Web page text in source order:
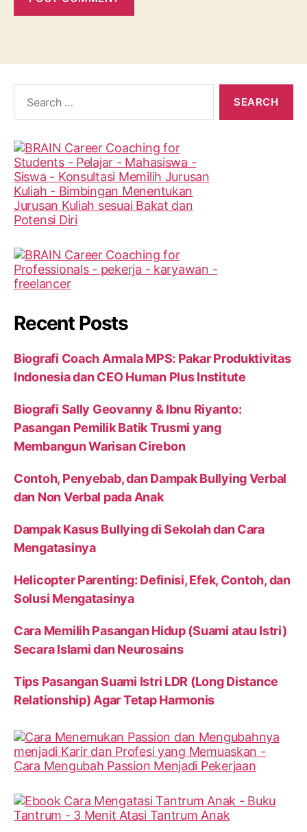
Recent Posts
Biografi Coach Armala MPS: Pakar Produktivitas
Indonesia dan CEO Human Plus Institute
Biografi Sally Geovanny & Ibnu Riyanto:
Pasangan Pemilik Batik Trusmi yang
Membangun Warisan Cirebon
Contoh, Penyebab, dan Dampak Bullying Verbal
dan Non Verbal pada Anak
Dampak Kasus Bullying di Sekolah dan Cara
Mengatasinya
Helicopter Parenting: Definisi, Efek, Contoh, dan
Solusi Mengatasinya
Cara Memilih Pasangan Hidup (Suami atau Istri)
Secara Islami dan Neurosains
Tips Pasangan Suami Istri LDR (Long Distance
Relationship) Agar Tetap Harmonis